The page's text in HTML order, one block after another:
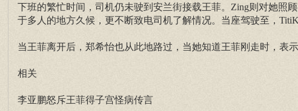
下班的繁忙时间，司机仍未驶到安兰街接载王菲。Zing则对她照
于多人的地方久候，更不断致电司机了解情况。当座驾驶至，
当王菲离开后，郑希怡也从此地路过，当她知道王菲刚走时，表
相关
李亚鹏怒斥王菲得子宫怪病传言